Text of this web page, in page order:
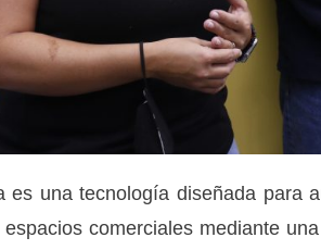
es una tecnología diseñada para
comerciales mediante